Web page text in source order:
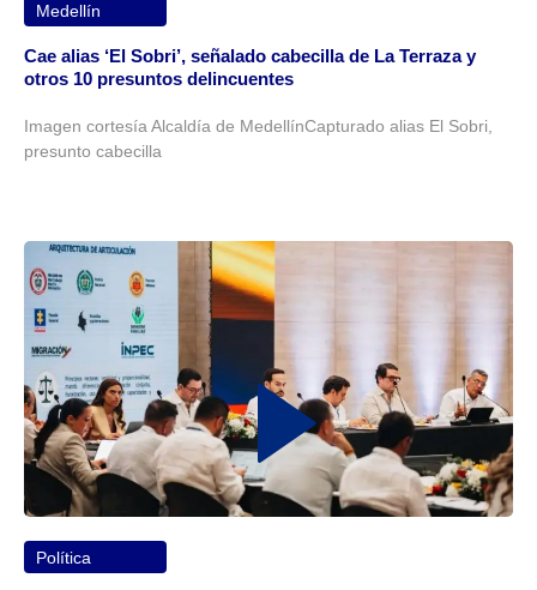
Medellín
Cae alias ‘El Sobri’, señalado cabecilla de La Terraza y
otros 10 presuntos delincuentes
Imagen cortesía Alcaldía de MedellínCapturado alias El Sobri,
presunto cabecilla
Política